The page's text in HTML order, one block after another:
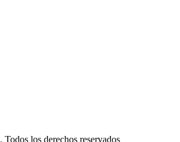
. Todos los derechos reservados